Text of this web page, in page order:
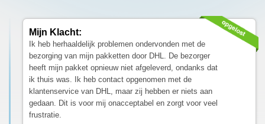
Mijn Klacht:
Ik heb herhaaldelijk problemen ondervonden met de
bezorging van mijn pakketten door DHL. De bezorger
heeft mijn pakket opnieuw niet afgeleverd, ondanks dat
ik thuis was. Ik heb contact opgenomen met de
klantenservice van DHL, maar zij hebben er niets aan
gedaan. Dit is voor mij onacceptabel en zorgt voor veel
frustratie.